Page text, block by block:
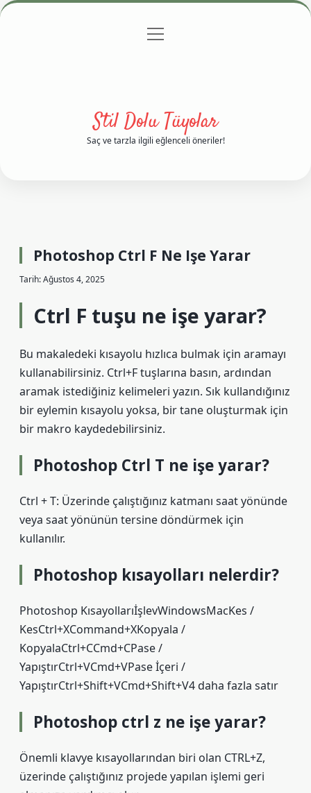
Gizlilik Politikası
menüyü
Stil Dolu Tüyolar
Saç ve tarzla ilgili eğlenceli öneriler!
Photoshop Ctrl F Ne Işe Yarar
Tarih: Ağustos 4, 2025
Ctrl F tuşu ne işe yarar?
Bu makaledeki kısayolu hızlıca bulmak için aramayı
kullanabilirsiniz. Ctrl+F tuşlarına basın, ardından
aramak istediğiniz kelimeleri yazın. Sık kullandığınız
bir eylemin kısayolu yoksa, bir tane oluşturmak için
bir makro kaydedebilirsiniz.
Photoshop Ctrl T ne işe yarar?
Ctrl + T: Üzerinde çalıştığınız katmanı saat yönünde
veya saat yönünün tersine döndürmek için
kullanılır.
Photoshop kısayolları nelerdir?
Photoshop KısayollarıİşlevWindowsMacKes /
KesCtrl+XCommand+XKopyala /
KopyalaCtrl+CCmd+CPase /
YapıştırCtrl+VCmd+VPase İçeri /
YapıştırCtrl+Shift+VCmd+Shift+V4 daha fazla satır
Photoshop ctrl z ne işe yarar?
Önemli klavye kısayollarından biri olan CTRL+Z,
üzerinde çalıştığınız projede yapılan işlemi geri